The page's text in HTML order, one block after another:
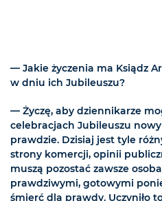
— Jakie życzenia ma Ksiądz
w dniu ich Jubileuszu?
— Życzę, aby dziennikarze
celebracjach Jubileuszu
prawdzie. Dzisiaj jest tyle
strony komercji, opinii
muszą pozostać zawsze
prawdziwymi, gotowymi
śmierć dla prawdy. Uczyniło